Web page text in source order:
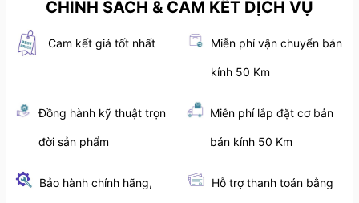
CHÍNH SÁCH & CAM KẾT DỊCH VỤ
Cam kết giá tốt nhất Miễn phí vận chuyển bán
kính 50 Km
Đồng hành kỹ thuật trọn
đời sản phẩm
Miễn phí lắp đặt cơ bản
bán kính 50 Km
Bảo hành chính hãng, Hỗ trợ thanh toán bằng